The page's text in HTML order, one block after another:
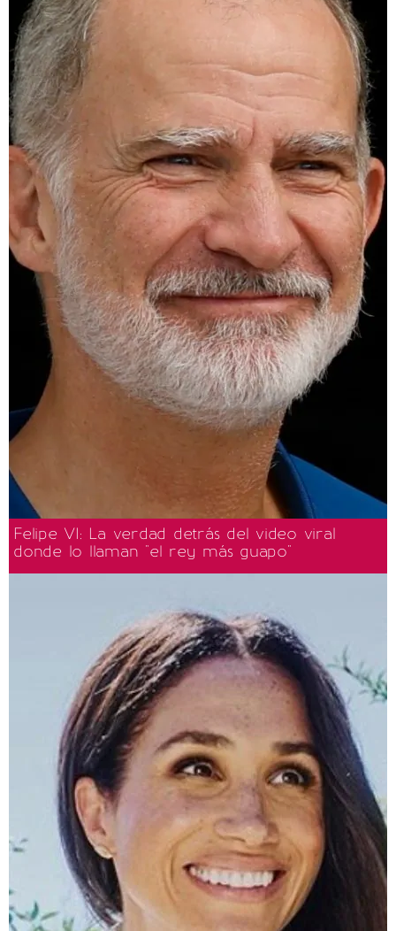
Felipe VI: La verdad detrás del video viral
donde lo llaman "el rey más guapo"